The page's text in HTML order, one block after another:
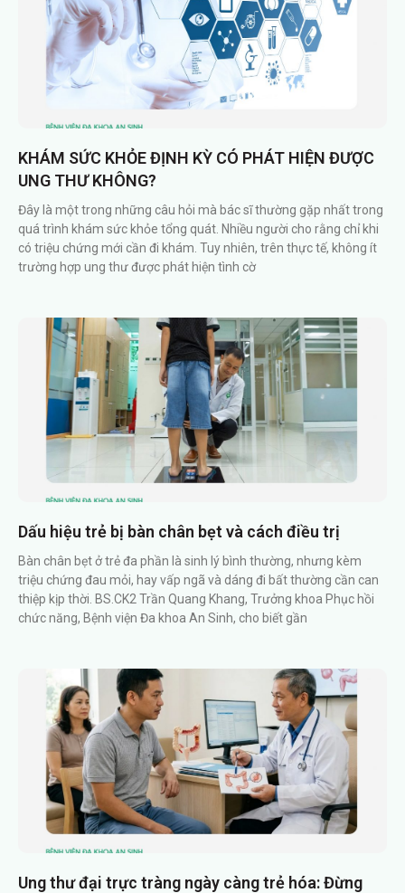
KHÁM SỨC KHỎE ĐỊNH KỲ CÓ PHÁT HIỆN ĐƯỢC
UNG THƯ KHÔNG?
Đây là một trong những câu hỏi mà bác sĩ thường gặp nhất trong
quá trình khám sức khỏe tổng quát. Nhiều người cho rằng chỉ khi
có triệu chứng mới cần đi khám. Tuy nhiên, trên thực tế, không ít
trường hợp ung thư được phát hiện tình cờ
Dấu hiệu trẻ bị bàn chân bẹt và cách điều trị
Bàn chân bẹt ở trẻ đa phần là sinh lý bình thường, nhưng kèm
triệu chứng đau mỏi, hay vấp ngã và dáng đi bất thường cần can
thiệp kịp thời. BS.CK2 Trần Quang Khang, Trưởng khoa Phục hồi
chức năng, Bệnh viện Đa khoa An Sinh, cho biết gần
Ung thư đại trực tràng ngày càng trẻ hóa: Đừng